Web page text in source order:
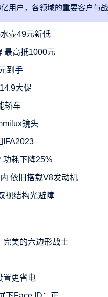
用户，各领域的重要客户与
壶49元新低
最高抵1000元
到手
大促
轿车
镜头
IFA2023
功耗下降25%
依旧搭载V8发动机
视结构光避障
完美的六边形战士
置更省电